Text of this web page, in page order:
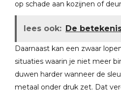
op schade aan kozijnen of
lees ook: De
Daarnaast kan een zwaar
situaties waarin je niet meer
duwen harder wanneer de
metaal onder druk zet. Dat